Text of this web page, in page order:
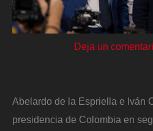
Deja un
Abelardo de la Espriella e Iván
presidencia de Colombia en